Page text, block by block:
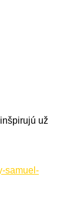
inšpirujú už